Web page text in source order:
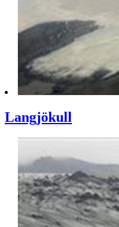
Langjökull